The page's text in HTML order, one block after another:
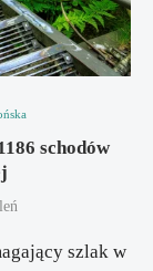
schodów
szlak w